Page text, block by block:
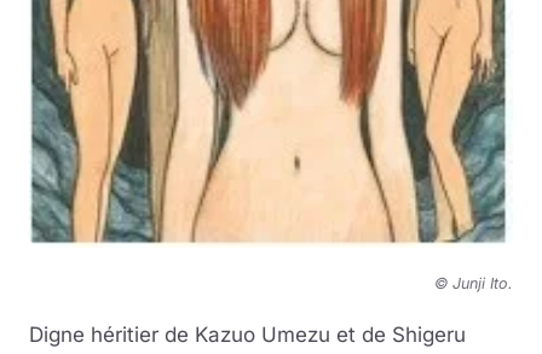
© Junji Ito.
Digne héritier de Kazuo Umezu et de Shigeru